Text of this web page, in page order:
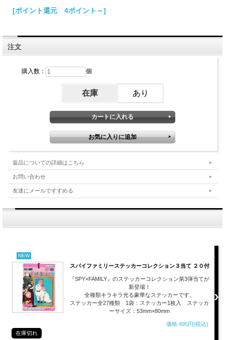
[ポイント還元 4ポイント～]
注文
購入数： 個
在庫 あり
返品についての詳細はこちら
お問い合わせ
友達にメールですすめる
NEW
スパイファミリーステッカーコレクション３当て ２０付
『SPY×FAMILY』のステッカーコレクション第3弾当てが
新登場！
全種類キラキラ光る豪華なステッカーです。
ステッカー全27種類 1袋：ステッカー1枚入 ステッカ
ーサイズ：53mm×80mm
価格:495円(税込)
在庫切れ